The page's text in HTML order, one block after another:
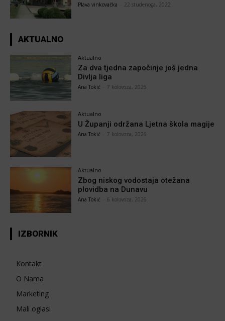
Plava vinkovačka 22 studenoga, 2022
AKTUALNO
Aktualno
Za dva tjedna započinje još jedna
Divlja liga
Ana Tokić 7 kolovoza, 2026
Aktualno
U Županji održana Ljetna škola magije
Ana Tokić 7 kolovoza, 2026
Aktualno
Zbog niskog vodostaja otežana
plovidba na Dunavu
Ana Tokić 6 kolovoza, 2026
IZBORNIK
Kontakt
O Nama
Marketing
Mali oglasi